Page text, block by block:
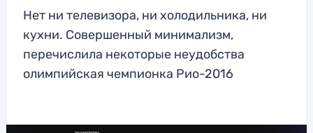
Нет ни телевизора, ни холодильника, ни
кухни. Совершенный минимализм,
перечислила некоторые неудобства
олимпийская чемпионка Рио-2016